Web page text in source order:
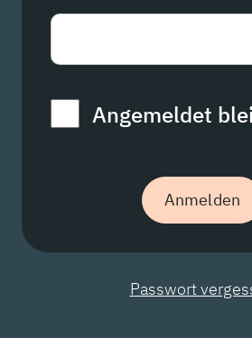
Angemeldet
Passwort